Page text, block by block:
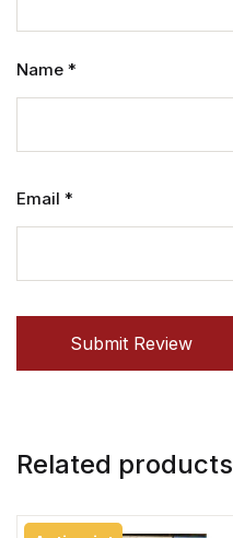
Name *
Email *
Submit Review
Related products